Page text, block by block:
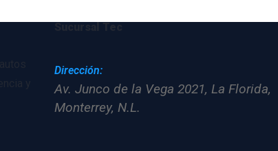
Dirección:
Av. Junco de la Vega 2021, La Florida,
Monterrey, N.L.